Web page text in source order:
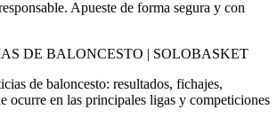
Apueste de forma segura y con
DE BALONCESTO | SOLOBASKET
de baloncesto: resultados, fichajes,
ocurre en las principales ligas y competiciones